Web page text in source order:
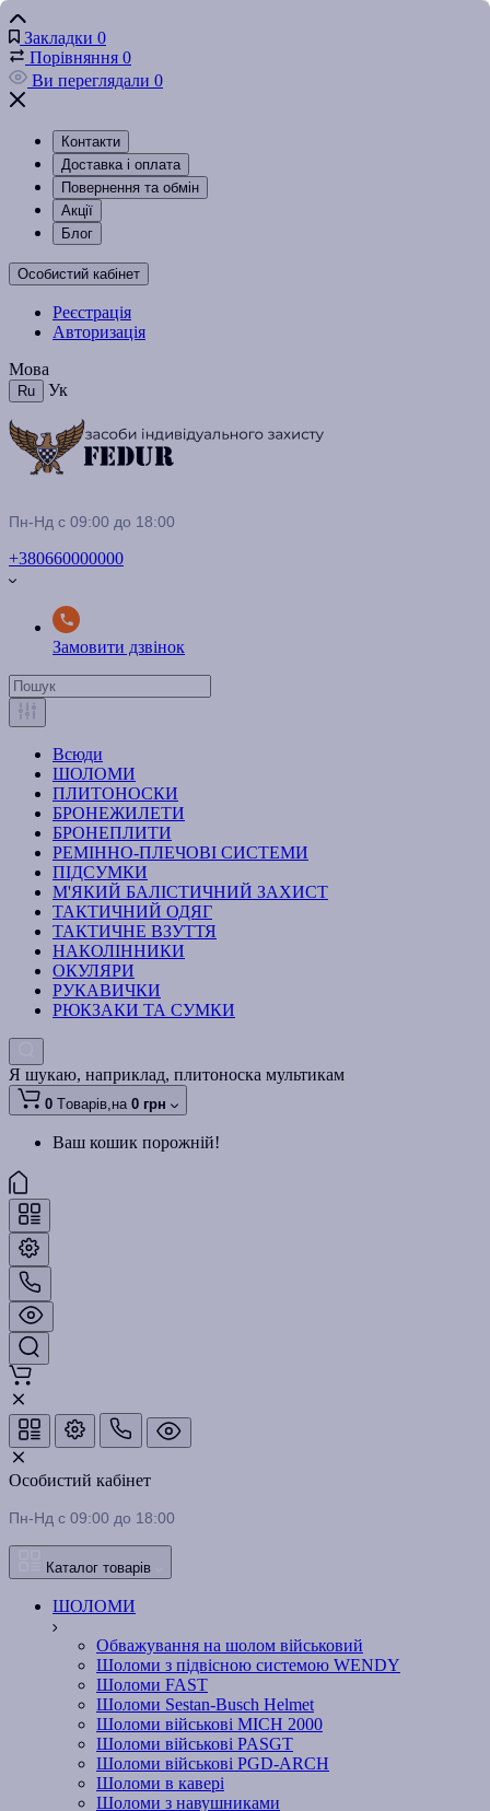
Закладки 0
Порівняння 0
Ви переглядали 0
Контакти
Доставка і оплата
Повернення та обмін
Акції
Блог
Особистий кабінет
Реєстрація
Авторизація
Мова
Ru Ук
Пн-Нд с 09:00 до 18:00
+380660000000
Замовити дзвінок
Всюди
ШОЛОМИ
ПЛИТОНОСКИ
БРОНЕЖИЛЕТИ
БРОНЕПЛИТИ
РЕМІННО-ПЛЕЧОВІ СИСТЕМИ
ПІДСУМКИ
М'ЯКИЙ БАЛІСТИЧНИЙ ЗАХИСТ
ТАКТИЧНИЙ ОДЯГ
ТАКТИЧНЕ ВЗУТТЯ
НАКОЛІННИКИ
ОКУЛЯРИ
РУКАВИЧКИ
РЮКЗАКИ ТА СУМКИ
Я шукаю, наприклад, плитоноска мультикам
0 Tоварів,на 0 грн
Ваш кошик порожній!
Особистий кабінет
Пн-Нд с 09:00 до 18:00
Каталог товарів
ШОЛОМИ
Обважування на шолом військовий
Шоломи з підвісною системою WENDY
Шоломи FAST
Шоломи Sestan-Busch Helmet
Шоломи військові MICH 2000
Шоломи військові PASGT
Шоломи військові PGD-ARCH
Шоломи в кавері
Шоломи з навушниками